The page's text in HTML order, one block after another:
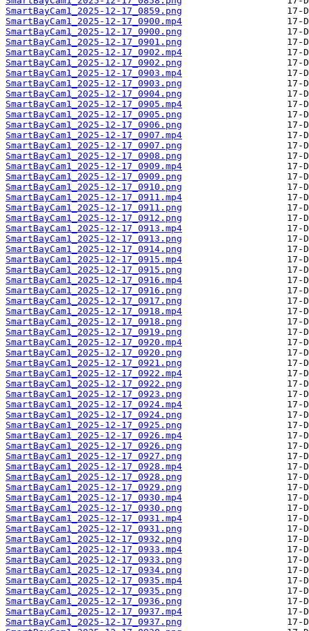
SmartBayCam1_2025-12-17_0859.png
SmartBayCam1_2025-12-17_0900.mp4
SmartBayCam1_2025-12-17_0900.png
SmartBayCam1_2025-12-17_0901.png
SmartBayCam1_2025-12-17_0902.mp4
SmartBayCam1_2025-12-17_0902.png
SmartBayCam1_2025-12-17_0903.mp4
SmartBayCam1_2025-12-17_0903.png
SmartBayCam1_2025-12-17_0904.png
SmartBayCam1_2025-12-17_0905.mp4
SmartBayCam1_2025-12-17_0905.png
SmartBayCam1_2025-12-17_0906.png
SmartBayCam1_2025-12-17_0907.mp4
SmartBayCam1_2025-12-17_0907.png
SmartBayCam1_2025-12-17_0908.png
SmartBayCam1_2025-12-17_0909.mp4
SmartBayCam1_2025-12-17_0909.png
SmartBayCam1_2025-12-17_0910.png
SmartBayCam1_2025-12-17_0911.mp4
SmartBayCam1_2025-12-17_0911.png
SmartBayCam1_2025-12-17_0912.png
SmartBayCam1_2025-12-17_0913.mp4
SmartBayCam1_2025-12-17_0913.png
SmartBayCam1_2025-12-17_0914.png
SmartBayCam1_2025-12-17_0915.mp4
SmartBayCam1_2025-12-17_0915.png
SmartBayCam1_2025-12-17_0916.mp4
SmartBayCam1_2025-12-17_0916.png
SmartBayCam1_2025-12-17_0917.png
SmartBayCam1_2025-12-17_0918.mp4
SmartBayCam1_2025-12-17_0918.png
SmartBayCam1_2025-12-17_0919.png
SmartBayCam1_2025-12-17_0920.mp4
SmartBayCam1_2025-12-17_0920.png
SmartBayCam1_2025-12-17_0921.png
SmartBayCam1_2025-12-17_0922.mp4
SmartBayCam1_2025-12-17_0922.png
SmartBayCam1_2025-12-17_0923.png
SmartBayCam1_2025-12-17_0924.mp4
SmartBayCam1_2025-12-17_0924.png
SmartBayCam1_2025-12-17_0925.png
SmartBayCam1_2025-12-17_0926.mp4
SmartBayCam1_2025-12-17_0926.png
SmartBayCam1_2025-12-17_0927.png
SmartBayCam1_2025-12-17_0928.mp4
SmartBayCam1_2025-12-17_0928.png
SmartBayCam1_2025-12-17_0929.png
SmartBayCam1_2025-12-17_0930.mp4
SmartBayCam1_2025-12-17_0930.png
SmartBayCam1_2025-12-17_0931.mp4
SmartBayCam1_2025-12-17_0931.png
SmartBayCam1_2025-12-17_0932.png
SmartBayCam1_2025-12-17_0933.mp4
SmartBayCam1_2025-12-17_0933.png
SmartBayCam1_2025-12-17_0934.png
SmartBayCam1_2025-12-17_0935.mp4
SmartBayCam1_2025-12-17_0935.png
SmartBayCam1_2025-12-17_0936.png
SmartBayCam1_2025-12-17_0937.mp4
SmartBayCam1_2025-12-17_0937.png